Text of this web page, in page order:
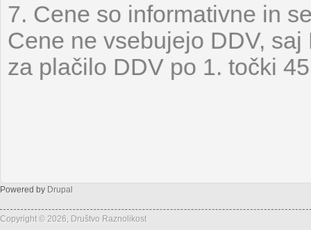
7. Cene so informativne in
Cene ne vsebujejo DDV,
za plačilo DDV po 1. točki
Powered by Drupal
Copyright © 2026, Društvo Raznolikost